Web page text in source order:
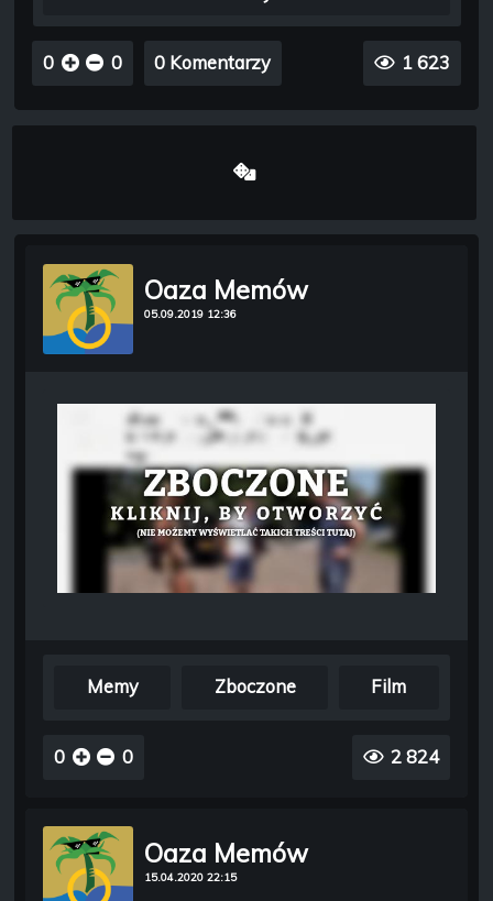
0 0 0 Komentarzy 1 623
Oaza Memów
05.09.2019 12:36
Memy Zboczone Film
0 0 2 824
Oaza Memów
15.04.2020 22:15